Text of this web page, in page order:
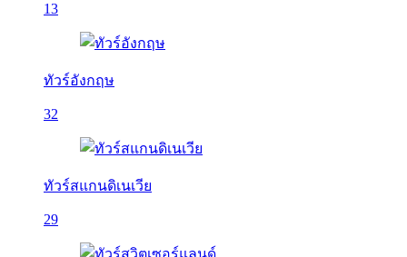
13
ทัวร์อังกฤษ
32
ทัวร์สแกนดิเนเวีย
29